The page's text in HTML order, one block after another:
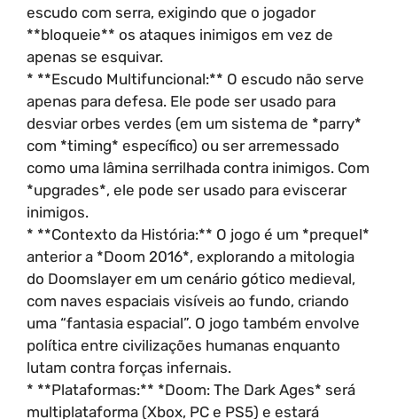
escudo com serra, exigindo que o jogador
**bloqueie** os ataques inimigos em vez de
apenas se esquivar.
* **Escudo Multifuncional:** O escudo não serve
apenas para defesa. Ele pode ser usado para
desviar orbes verdes (em um sistema de *parry*
com *timing* específico) ou ser arremessado
como uma lâmina serrilhada contra inimigos. Com
*upgrades*, ele pode ser usado para eviscerar
inimigos.
* **Contexto da História:** O jogo é um *prequel*
anterior a *Doom 2016*, explorando a mitologia
do Doomslayer em um cenário gótico medieval,
com naves espaciais visíveis ao fundo, criando
uma “fantasia espacial”. O jogo também envolve
política entre civilizações humanas enquanto
lutam contra forças infernais.
* **Plataformas:** *Doom: The Dark Ages* será
multiplataforma (Xbox, PC e PS5) e estará